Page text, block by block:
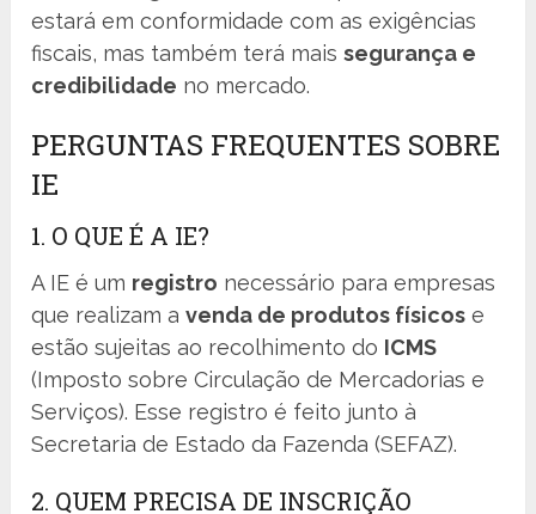
estará em conformidade com as exigências
fiscais, mas também terá maissegurança e
credibilidade no mercado.
PERGUNTAS FREQUENTES SOBRE
IE
1. O QUE É A IE?
A IE é um registro necessário para empresas
que realizam avenda de produtos físicos e
estão sujeitas ao recolhimento do ICMS
(Imposto sobre Circulação de Mercadorias e
Serviços). Esse registro é feito junto à
Secretaria de Estado da Fazenda (SEFAZ).
2. QUEM PRECISA DE INSCRIÇÃO